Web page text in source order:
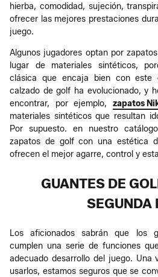
hierba, comodidad, sujeción,
ofrecer las mejores prestaciones
juego.
Algunos jugadores optan por
lugar de materiales sintéticos,
clásica que encaja bien con este
calzado de golf ha evolucionado, y
encontrar, por ejemplo, zapatos
materiales sintéticos que resultan
Por supuesto. en nuestro
zapatos de golf con una estética
ofrecen el mejor agarre, control y
GUANTES DE
SEGUNDA
Los aficionados sabrán que los
cumplen una serie de funciones
adecuado desarrollo del juego. Una
usarlos, estamos seguros que se